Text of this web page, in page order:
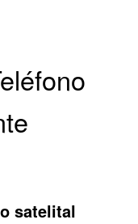
satelital